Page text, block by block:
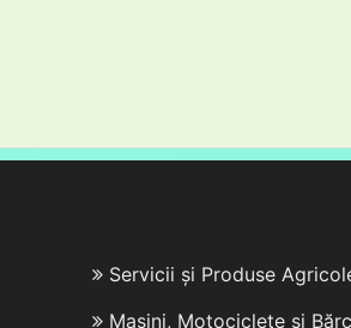
Servicii și Produse
Mașini, Motociclete și